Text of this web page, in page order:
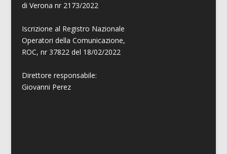
di Verona nr 2173/2022
Iscrizione al Registro Nazionale
Operatori della Comunicazione,
ROC, nr 37822 del 18/02/2022
Direttore responsabile:
Giovanni Perez